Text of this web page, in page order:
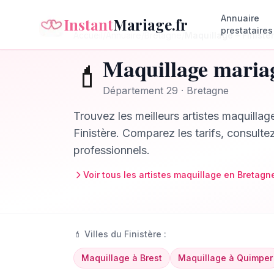
InstantMariage.fr
Annuaire
prestataires
Bretagne Maquillage–
💄 Maquillage
Département 29 · Bretagne
Trouvez les meilleurs artistes
Finistère. Comparez les tarifs,
professionnels.
Voir tous les artistes maquillage en
💄 Villes du Finistère :
Maquillage à Brest Maquillage à Quimper